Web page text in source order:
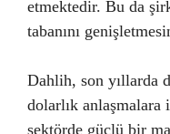
etmektedir. Bu da
tabanını
Dahlih, son yıllarda
dolarlık anlaşmalara
sektörde güçlü bir